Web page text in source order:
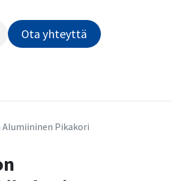
Ota yhteyttä​​​​​​
Pikakori